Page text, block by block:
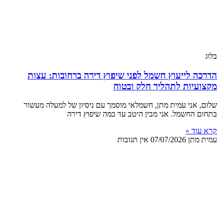
בלוג
הדרכה לייעוץ חשמל לפני שיפוץ דירה ברחובות: עצות
מקצועיות לתהליך חלק ובטוח
שלום, אני עמית מתן, חשמלאי מוסמך עם ניסיון של למעלה מעשור
בתחום החשמל. אני מבין היטב עד כמה שיפוץ דירה
קרא עוד »
עמית מתן 07/07/2026 אין תגובות